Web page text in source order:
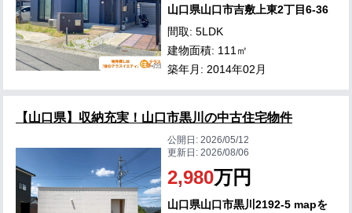
山口県山口市吉敷上東2丁目6-36
間取: 5LDK
建物面積: 111㎡
築年月: 2014年02月
【山口県】収納充実！山口市黒川の中古住宅物件
公開日:2026/05/12
更新日:2026/08/06
2,980万円
山口県山口市黒川2192-5 mapを